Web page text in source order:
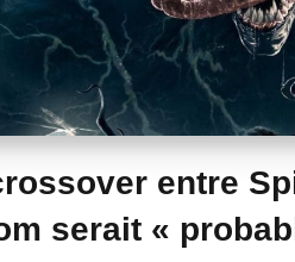
entre
serait «